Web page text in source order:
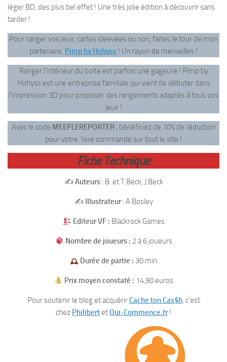
léger BD, des plus bel effet ! Une très jolie édition à découvrir sans
tarder !
Pour ranger vos jeux, cartes sleevées ou non, faites le tour de mon
partenaire, Pimp by Hohyss ! Un rayon de merveilles !
Ranger l’intérieur du boite est parfois une gageure ! Pimp by
Hohyss est une entreprise familiale qui vient de débuter dans
l’impression 3D pour proposer des rangements adaptés à tous vos
jeux !
Avec le code MEEPLEREPORTER, bénéficiez de 10% de réduction
pour votre 1ere commande sur tout le site !
Fiche Technique
✍️ Auteurs: B. et T.Beck, J.Beck
✍️ Illustrateur: A.Bosley
Editeur VF : Blackrock Games
Nombre de joueurs : 2 à 6 joueurs
Durée de partie : 30 min
Prix moyen constaté : 14,90 euros
Pour soutenir le blog et acquérirCache ton Cas$h, c’est
chez PhilibertetQui-Commence.fr!